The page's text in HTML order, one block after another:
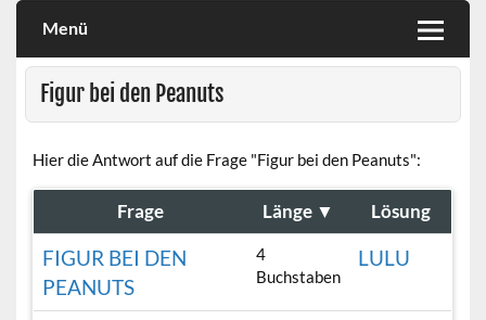
Menü
Figur bei den Peanuts
Hier die Antwort auf die Frage "Figur bei den Peanuts":
Frage Länge ▼ Lösung
FIGUR BEI DEN
PEANUTS
4
Buchstaben
LULU